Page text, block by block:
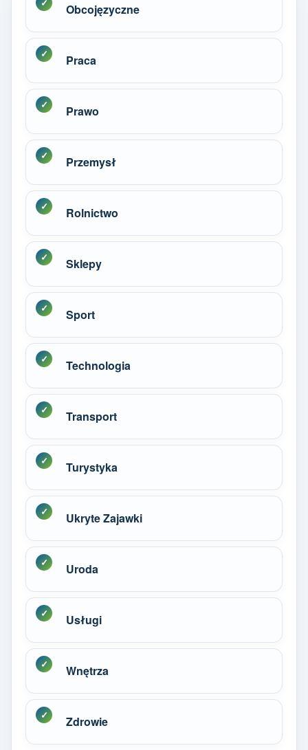
Obcojęzyczne
Praca
Prawo
Przemysł
Rolnictwo
Sklepy
Sport
Technologia
Transport
Turystyka
Ukryte Zajawki
Uroda
Usługi
Wnętrza
Zdrowie